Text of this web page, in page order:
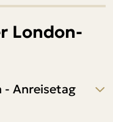
London-
- Anreisetag